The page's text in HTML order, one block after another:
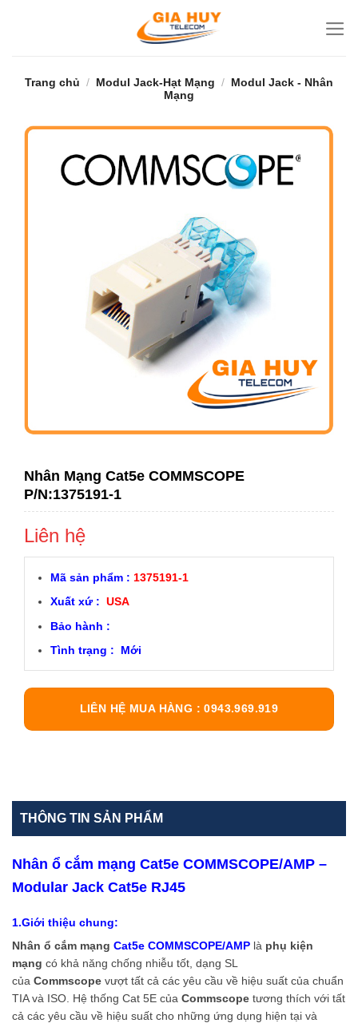
Trang chủ / Modul Jack-Hạt Mạng / Modul Jack - Nhân
Mạng
Nhân Mạng Cat5e COMMSCOPE
P/N:1375191-1
Liên hệ
Mã sản phẩm : 1375191-1
Xuất xứ : USA
Bảo hành :
Tình trạng : Mới
LIÊN HỆ MUA HÀNG : 0943.969.919
THÔNG TIN SẢN PHẨM
Nhân ổ cắm mạng Cat5e COMMSCOPE/AMP –
Modular Jack Cat5e RJ45
1.Giới thiệu chung:
Nhân ổ cắm mạng Cat5e COMMSCOPE/AMP là phụ kiện
mạng có khả năng chống nhiễu tốt, dạng SL
của Commscope vượt tất cả các yêu cầu về hiệu suất của chuẩn
TIA và ISO. Hệ thống Cat 5E của Commscope tương thích với tất
cả các yêu cầu về hiệu suất cho những ứng dụng hiện tại và